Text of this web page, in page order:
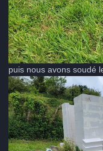
puis nous avons soudé